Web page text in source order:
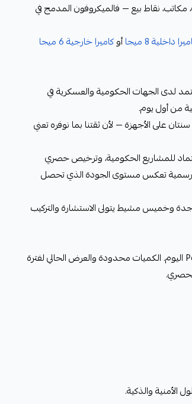
نقاط بيع — فالميكروفون المدمج في
داخلية 8 ميجا أوكاميرا خارجية 6 ميجا
لدى الجهات الحكومية والعسكرية في
من أول يوم.
على الأجهزة — لأن ثقتنا بما نوفره تعني
للمشاريع الحكومية، وترخيص حصري
رسمية تعكس مستوى الجودة الذي تحصل
وخميس مشيط يتولى الاستشارة والتركيب
لا تؤجّل حماية ممتلكاتك — احصل على دقة 3K وتقنية PoE اليوم. الكميات محدودة والعرض الحالي لفترة
الأمنية والذكية.